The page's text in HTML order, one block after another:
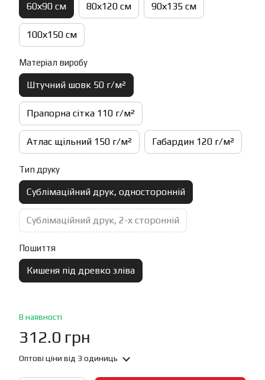
60х90 см 80х120 см 90х135 см
100х150 см
Матеріал виробу
Штучний шовк 50 г/м²
Прапорна сітка 110 г/м²
Атлас щільний 150 г/м² Габардин 120 г/м²
Тип друку
Сублімаційний друк, односторонній
Сублімаційний друк, 2-х сторонній
Пошиття
Кишеня під древко зліва
В наявності
312.0 грн
Оптові ціни від 3 одиниць